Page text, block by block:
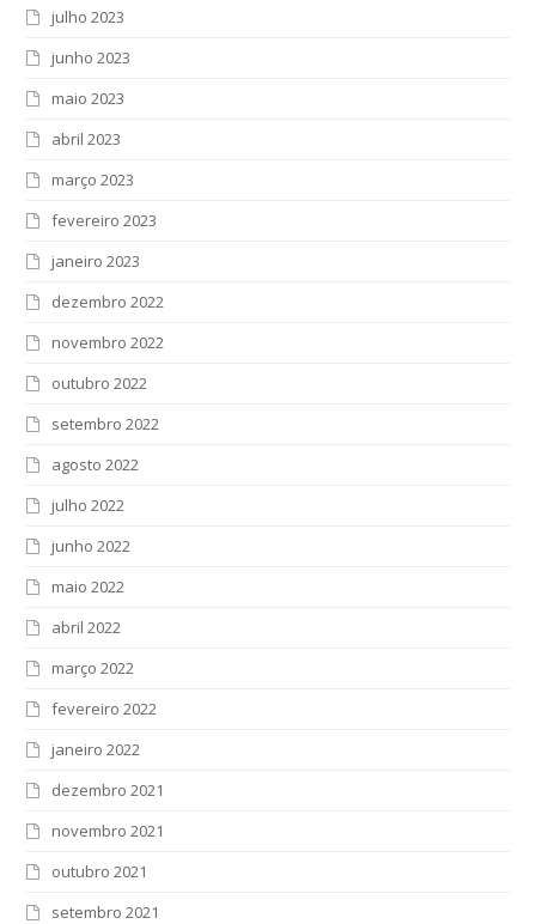
julho 2023
junho 2023
maio 2023
abril 2023
março 2023
fevereiro 2023
janeiro 2023
dezembro 2022
novembro 2022
outubro 2022
setembro 2022
agosto 2022
julho 2022
junho 2022
maio 2022
abril 2022
março 2022
fevereiro 2022
janeiro 2022
dezembro 2021
novembro 2021
outubro 2021
setembro 2021